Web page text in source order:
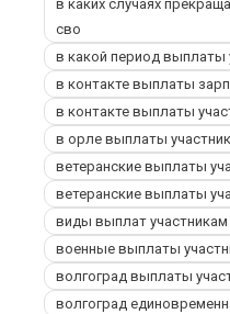
в каких случаях
сво
в какой период выплаты
в контакте выплаты
в контакте выплаты
в орле выплаты
ветеранские выплаты
ветеранские выплаты
виды выплат участникам
военные выплаты
волгоград выплаты
волгоград